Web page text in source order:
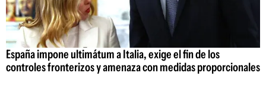
España impone ultimátum a Italia, exige el fin de los
controles fronterizos y amenaza con medidas proporcionales